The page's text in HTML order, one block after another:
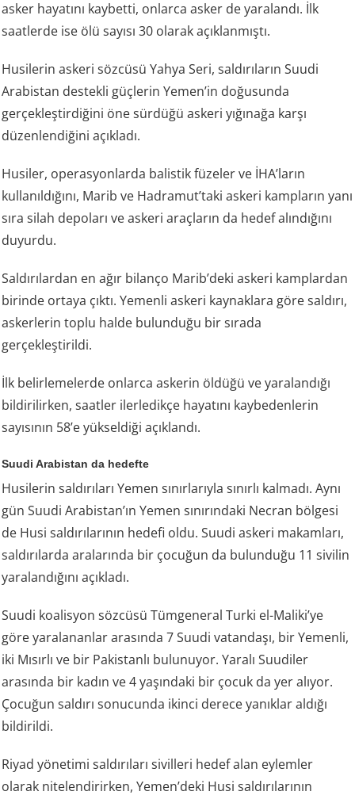
asker hayatını kaybetti, onlarca asker de yaralandı. İlk
saatlerde ise ölü sayısı 30 olarak açıklanmıştı.
Husilerin askeri sözcüsü Yahya Seri, saldırıların Suudi
Arabistan destekli güçlerin Yemen’in doğusunda
gerçekleştirdiğini öne sürdüğü askeri yığınağa karşı
düzenlendiğini açıkladı.
Husiler, operasyonlarda balistik füzeler ve İHA’ların
kullanıldığını, Marib ve Hadramut’taki askeri kampların yanı
sıra silah depoları ve askeri araçların da hedef alındığını
duyurdu.
Saldırılardan en ağır bilanço Marib’deki askeri kamplardan
birinde ortaya çıktı. Yemenli askeri kaynaklara göre saldırı,
askerlerin toplu halde bulunduğu bir sırada
gerçekleştirildi.
İlk belirlemelerde onlarca askerin öldüğü ve yaralandığı
bildirilirken, saatler ilerledikçe hayatını kaybedenlerin
sayısının 58’e yükseldiği açıklandı.
Suudi Arabistan da hedefte
Husilerin saldırıları Yemen sınırlarıyla sınırlı kalmadı. Aynı
gün Suudi Arabistan’ın Yemen sınırındaki Necran bölgesi
de Husi saldırılarının hedefi oldu. Suudi askeri makamları,
saldırılarda aralarında bir çocuğun da bulunduğu 11 sivilin
yaralandığını açıkladı.
Suudi koalisyon sözcüsü Tümgeneral Turki el-Maliki’ye
göre yaralananlar arasında 7 Suudi vatandaşı, bir Yemenli,
iki Mısırlı ve bir Pakistanlı bulunuyor. Yaralı Suudiler
arasında bir kadın ve 4 yaşındaki bir çocuk da yer alıyor.
Çocuğun saldırı sonucunda ikinci derece yanıklar aldığı
bildirildi.
Riyad yönetimi saldırıları sivilleri hedef alan eylemler
olarak nitelendirirken, Yemen’deki Husi saldırılarının